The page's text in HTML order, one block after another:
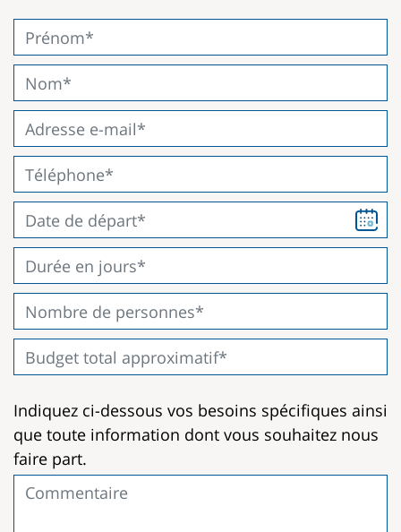
Indiquez ci-dessous vos besoins spécifiques ainsi
que toute information dont vous souhaitez nous
faire part.